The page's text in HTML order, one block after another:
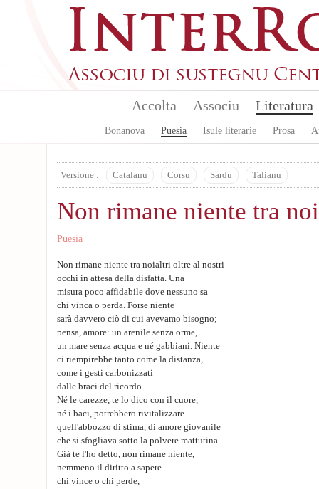
Accolta Associu Literatura
Bonanova Puesia Isule literarie Prosa
Versione : Catalanu Corsu Sardu Talianu
Non rimane niente tra
Puesia
Non rimane niente tra noialtri oltre al nostri
occhi in attesa della disfatta. Una
misura poco affidabile dove nessuno sa
chi vinca o perda. Forse niente
sarà davvero ciò di cui avevamo bisogno;
pensa, amore: un arenile senza orme,
un mare senza acqua e né gabbiani. Niente
ci riempirebbe tanto come la distanza,
come i gesti carbonizzati
dalle braci del ricordo.
Né le carezze, te lo dico con il cuore,
né i baci, potrebbero rivitalizzare
quell'abbozzo di stima, di amore giovanile
che si sfogliava sotto la polvere mattutina.
Già te l'ho detto, non rimane niente,
nemmeno il diritto a sapere
chi vince o chi perde,